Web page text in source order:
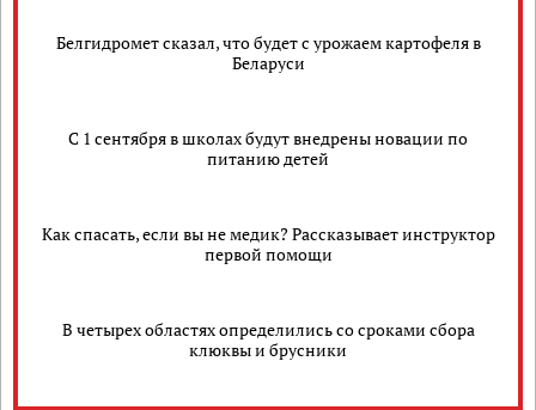
Белгидромет сказал, что будет с урожаем картофеля в
Беларуси
С 1 сентября в школах будут внедрены новации по
питанию детей
Как спасать, если вы не медик? Рассказывает инструктор
первой помощи
В четырех областях определились со сроками сбора
клюквы и брусники